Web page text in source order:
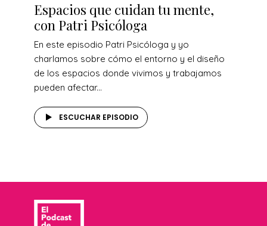
Espacios que cuidan tu mente,
con Patri Psicóloga
En este episodio Patri Psicóloga y yo
charlamos sobre cómo el entorno y el diseño
de los espacios donde vivimos y trabajamos
pueden afectar...
ESCUCHAR EPISODIO